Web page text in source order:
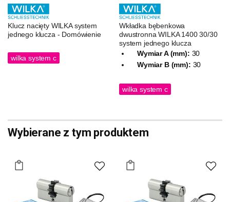
Klucz nacięty WILKA system
jednego klucza - Domówienie
wilka system c
Wkładka bębenkowa
dwustronna WILKA 1400 30/30
system jednego klucza
Wymiar A (mm): 30
Wymiar B (mm): 30
wilka system c
Wybierane z tym produktem